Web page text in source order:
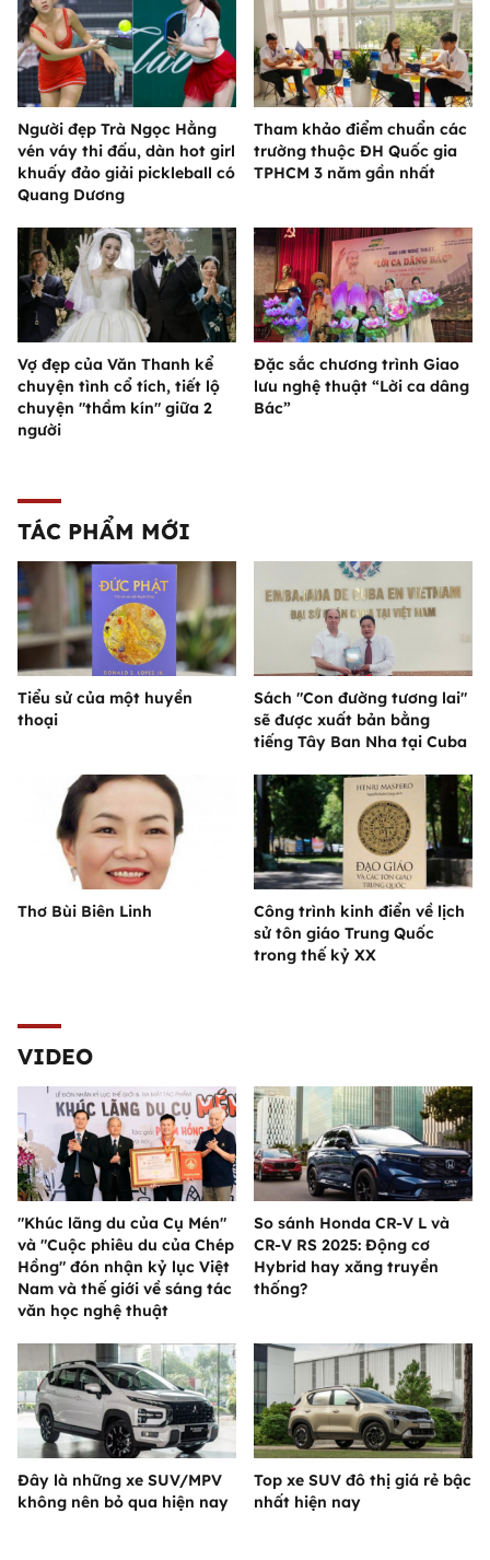
Người đẹp Trà Ngọc Hằng
vén váy thi đấu, dàn hot girl
khuấy đảo giải pickleball có
Quang Dương
Tham khảo điểm chuẩn các
trường thuộc ĐH Quốc gia
TPHCM 3 năm gần nhất
Vợ đẹp của Văn Thanh kể
chuyện tình cổ tích, tiết lộ
chuyện "thầm kín" giữa 2
người
Đặc sắc chương trình Giao
lưu nghệ thuật “Lời ca dâng
Bác”
TÁC PHẨM MỚI
Tiểu sử của một huyền
thoại
Sách "Con đường tương lai"
sẽ được xuất bản bằng
tiếng Tây Ban Nha tại Cuba
Thơ Bùi Biên Linh
Công trình kinh điển về lịch
sử tôn giáo Trung Quốc
trong thế kỷ XX
VIDEO
"Khúc lãng du của Cụ Mén"
và "Cuộc phiêu du của Chép
Hồng" đón nhận kỷ lục Việt
Nam và thế giới về sáng tác
văn học nghệ thuật
So sánh Honda CR-V L và
CR-V RS 2025: Động cơ
Hybrid hay xăng truyền
thống?
Đây là những xe SUV/MPV
không nên bỏ qua hiện nay
Top xe SUV đô thị giá rẻ bậc
nhất hiện nay